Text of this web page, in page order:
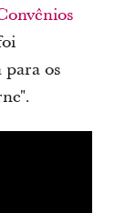
para os